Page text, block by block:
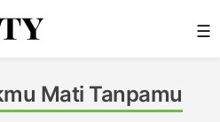
☰
Mati Tanpamu